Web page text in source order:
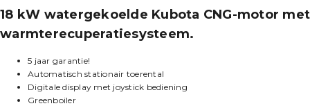
18 kW watergekoelde Kubota CNG-motor met
warmterecuperatiesysteem.
5 jaar garantie!
Automatisch stationair toerental
Digitale display met joystick bediening
Greenboiler